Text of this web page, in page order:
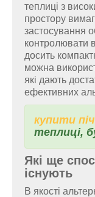
теплиці з
простору
застосування
контролювати
досить
можна
які дають
ефективних
купити
теплиці,
Які ще
існують
В якості